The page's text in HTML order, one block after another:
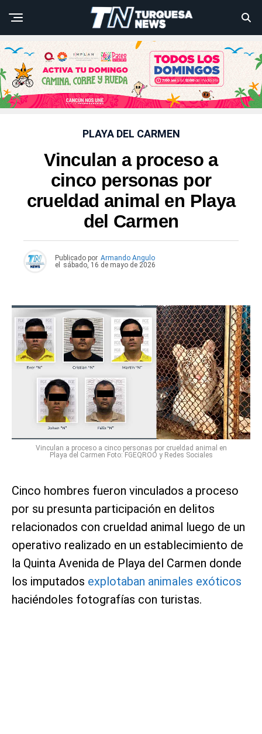
PLAYA DEL CARMEN
Vinculan a proceso a
cinco personas por
crueldad animal en Playa
del Carmen
Publicado por Armando Angulo
el
sábado, 16 de mayo de 2026
Vinculan a proceso a cinco personas por crueldad animal en
Playa del Carmen Foto: FGEQROO y Redes Sociales
Cinco hombres fueron vinculados a proceso
por su presunta participación en delitos
relacionados con crueldad animal luego de un
operativo realizado en un establecimiento de
la Quinta Avenida de Playa del Carmen donde
los imputados explotaban animales exóticos
haciéndoles fotografías con turistas.